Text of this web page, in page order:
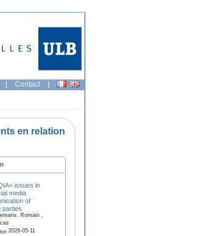
| Contact |
en relation
issues in
media
of
parties
Romain ,
2026-05-11